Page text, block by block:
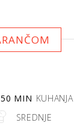
MIN KUHANJA
SREDNJE